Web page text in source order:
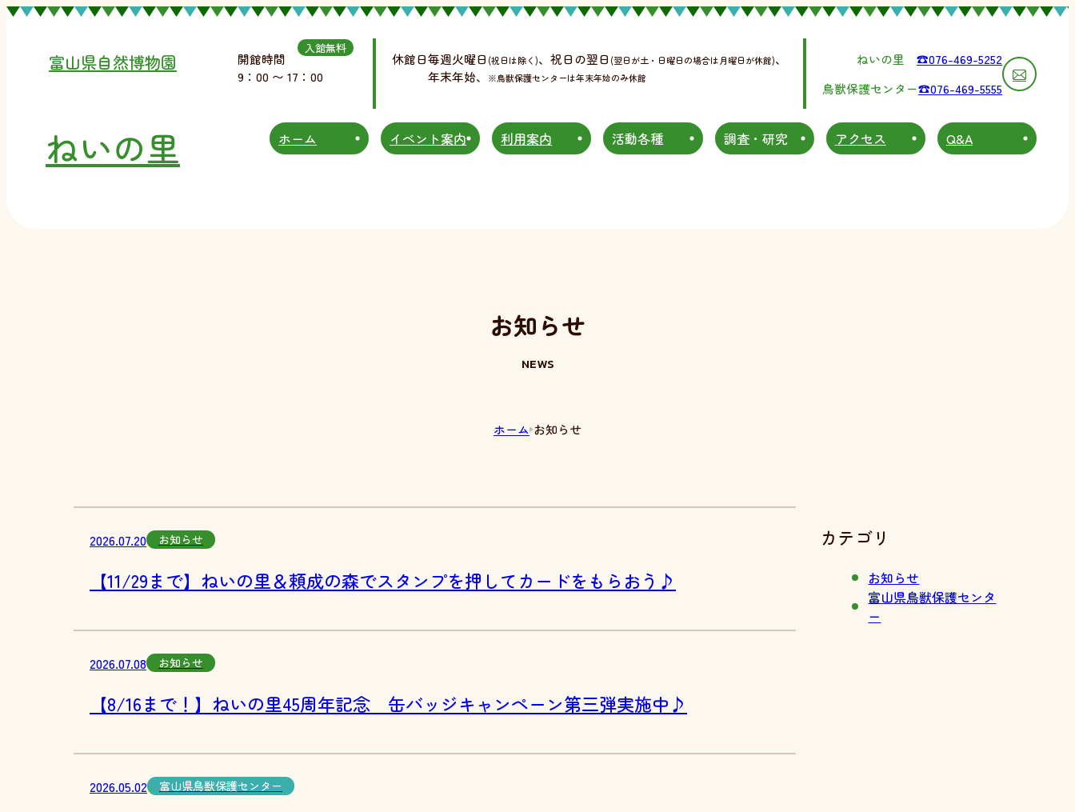
富山県自然博物園
ねいの里
開館時間
9：00 〜 17：00
入館無料
休館日毎週火曜日 (祝日は除く)、祝日の翌日 (翌日が土・日曜日の場合は月曜日が休館)、
年末年始、
※鳥獣保護センターは年末年始のみ休館
ねいの里 ☎076-469-5252
鳥獣保護センター☎076-469-5555
ホーム イベント案内 利用案内 活動各種 調査・研究 アクセス Q&A
お知らせ
NEWS
ホーム お知らせ
2026.07.20 お知らせ
【11/29まで】ねいの里＆頼成の森でスタンプを押してカードをもらおう♪
2026.07.08 お知らせ
【8/16まで！】ねいの里45周年記念 缶バッジキャンペーン第三弾実施中♪
2026.05.02 富山県鳥獣保護センター
カテゴリ
お知らせ
富山県鳥獣保護センタ
ー